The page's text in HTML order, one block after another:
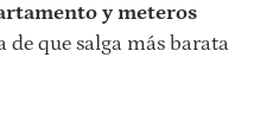
y meteros
de que salga más barata